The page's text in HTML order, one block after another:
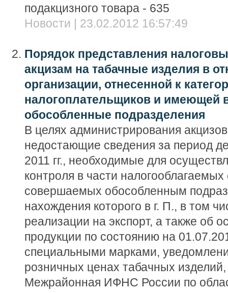
подакцизного товара - 635
Новости | 23.02.2012 16:57:49
Порядок представления
акцизам на табачные изделия в
организации, отнесенной к
налогоплательщиков и имеющей
обособленные подразделения
В целях администрирования
недостающие сведения за период
2011 гг., необходимые для
контроля в части
совершаемых обособленным
нахождения которого в г. П., в том
реализации на экспорт, а также об
продукции по состоянию на
специальными марками,
розничных ценах табачных
Межрайонная ИФНС России по